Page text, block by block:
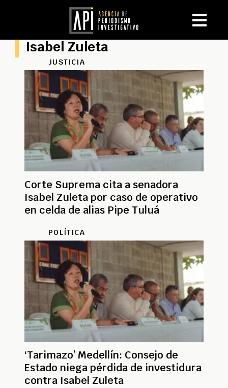
Isabel Zuleta
JUSTICIA
Corte Suprema cita a senadora
Isabel Zuleta por caso de operativo
en celda de alias Pipe Tuluá
POLÍTICA
‘Tarimazo’ Medellín: Consejo de
Estado niega pérdida de investidura
contra Isabel Zuleta